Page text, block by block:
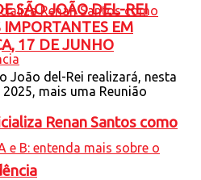
Renan Santos como
SÃO JOÃO DEL-REI
IMPORTANTES EM
17 DE JUNHO
João del-Rei realizará, nesta
mais uma Reunião